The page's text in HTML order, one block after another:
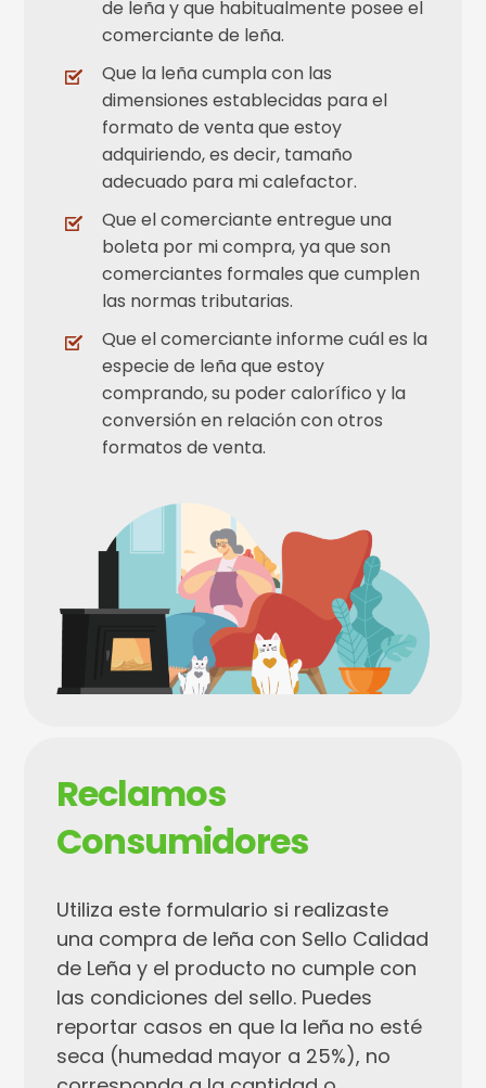
Reclamos
Consumidores
Utiliza este formulario si realizaste
una compra de leña con Sello Calidad
de Leña y el producto no cumple con
las condiciones del sello. Puedes
reportar casos en que la leña no esté
seca (humedad mayor a 25%), no
de leña y que habitualmente posee el
comerciante de leña.
Que la leña cumpla con las
dimensiones establecidas para el
formato de venta que estoy
adquiriendo, es decir, tamaño
adecuado para mi calefactor.
Que el comerciante entregue una
boleta por mi compra, ya que son
comerciantes formales que cumplen
las normas tributarias.
Que el comerciante informe cuál es la
especie de leña que estoy
comprando, su poder calorífico y la
conversión en relación con otros
formatos de venta.